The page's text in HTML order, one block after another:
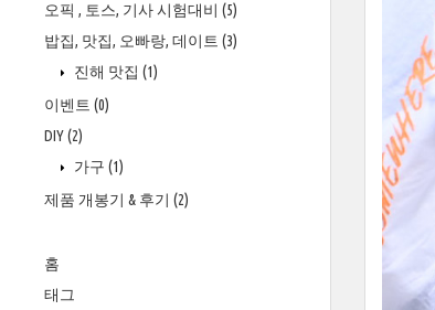
오픽 , 토스, 기사 시험대비 (5)
밥집, 맛집, 오빠랑, 데이트 (3)
진해 맛집 (1)
이벤트 (0)
DIY(2)
가구 (1)
제품 개봉기 & 후기 (2)
홈
태그